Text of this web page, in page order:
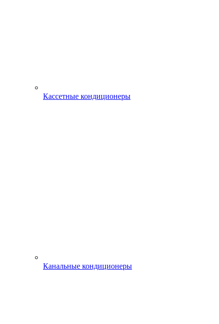
Кассетные кондиционеры
Канальные кондиционеры